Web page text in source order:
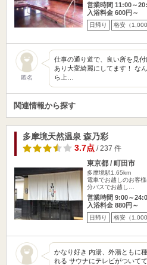
営業時間 11:00～
入浴料金 600円～
日帰り 格安（1,000
匿名
仕事の通り道で、良い所を見
あり大変綺麗にしてます！ な
ら上…
関連情報から探す
多摩境天然温泉 森乃彩
3.7点/ 237 件
東京都 / 町田市
多摩境駅1.65km
電車でお越しのお客
分バスでお越し…
営業時間 9:00～
入浴料金 880円～
日帰り 格安（1,000
かなり好き 内湯、外湯ともに
れる サウナにテレビがついて